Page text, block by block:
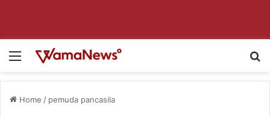
Menu
Home / pemuda pancasila